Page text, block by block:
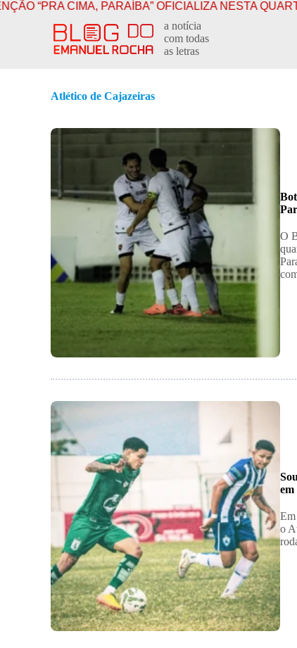
P
PARAÍBA” OFICIALIZA NESTA QUARTA LUCAS
a notícia
com todas
as letras
Atlético de Cajazeiras
​O
em
o